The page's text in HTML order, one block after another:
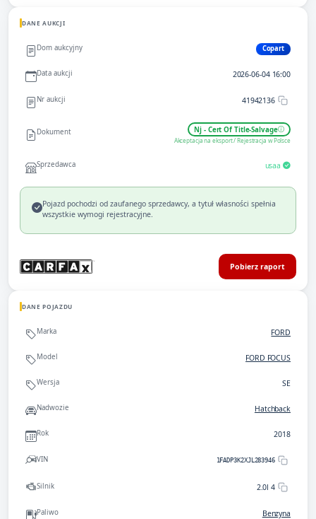
DANE AUKCJI
Dom aukcyjny Copart
Data aukcji 2026-06-04 16:00
Nr aukcji 41942136
Dokument Nj - Cert Of Title-Salvage
Akceptacja na eksport / Rejestracja w Polsce
Sprzedawca usaa
Pojazd pochodzi od zaufanego sprzedawcy, a tytuł własności spełnia
wszystkie wymogi rejestracyjne.
Pobierz raport
DANE POJAZDU
Marka FORD
Model FORD FOCUS
Wersja SE
Nadwozie Hatchback
Rok 2018
VIN 1FADP3K2XJL283946
Silnik 2.0l 4
Paliwo Benzyna